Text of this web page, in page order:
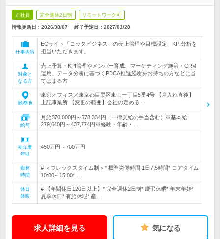
正社員 完全週休2日制 リモートワーク可
情報更新日：2026/08/07 終了予定日： 2027/01/28
仕事内容
ECサイト「コッタビジネス」の売上管理や目標設定、KPI分析を
担当いただきます。
対象と
なる方
売上予算・KPI管理やメンバー育成、マーケティング施策・CRM
運用、データ分析に基づくPDCA推進経験をお持ちの方などに当
てはまる方
勤務地
東京オフィス／東京都目黒区東山一丁目5番4号 【雇入れ直後】
上記事業所 【変更の範囲】会社の定める…
給与
月給370,000円～578,334円（一律支給の手当含む）※基本給
279,640円～437,774円※経験・年齢・…
初年度
年収
450万円～700万円
勤務
時間
# ＜フレックスタイム制＞* 標準労働時間 1日7.5時間* コアタイム
10:00～15:00* …
休日
休暇
# 【年間休日120日以上】* 完全週休2日制* 慶弔休暇* 年末年始*
夏季休日* 有給休暇* 産…
求人詳細を見る 気になる